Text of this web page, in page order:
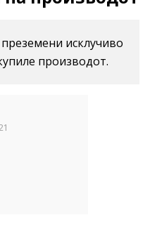
исклучиво
производот.